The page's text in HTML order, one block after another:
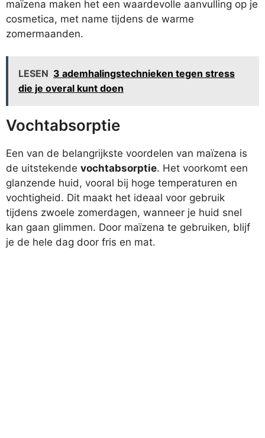
maïzena maken het een waardevolle aanvulling op je
cosmetica, met name tijdens de warme
zomermaanden.
LESEN 3 ademhalingstechnieken tegen stress
die je overal kunt doen
Vochtabsorptie
Een van de belangrijkste voordelen van maïzena is
de uitstekende vochtabsorptie. Het voorkomt een
glanzende huid, vooral bij hoge temperaturen en
vochtigheid. Dit maakt het ideaal voor gebruik
tijdens zwoele zomerdagen, wanneer je huid snel
kan gaan glimmen. Door maïzena te gebruiken, blijf
je de hele dag door fris en mat.